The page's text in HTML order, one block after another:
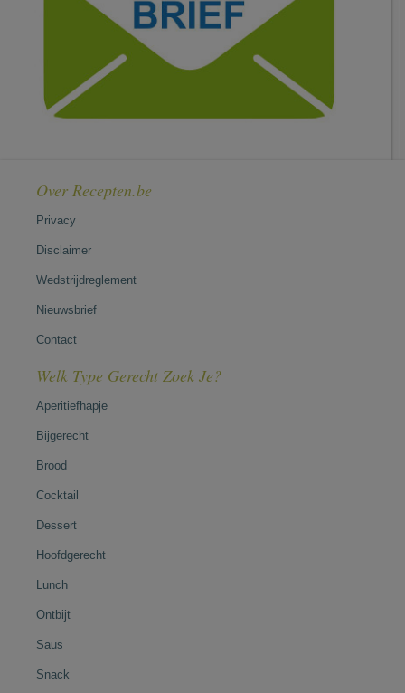
Over Recepten.be
Privacy
Disclaimer
Wedstrijdreglement
Nieuwsbrief
Contact
Welk Type Gerecht Zoek Je?
Aperitiefhapje
Bijgerecht
Brood
Cocktail
Dessert
Hoofdgerecht
Lunch
Ontbijt
Saus
Snack